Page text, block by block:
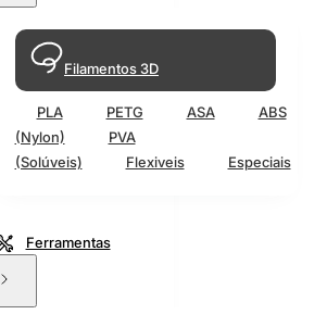
Filamentos 3D
PLA PETG ASA ABS
(Nylon)
PVA
(Solúveis)
Flexiveis Especiais
Ferramentas